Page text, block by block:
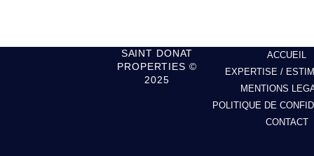
SAINT DONAT
PROPERTIES ©
2025
ACCUEIL
EXPERTISE /
MENTIONS
POLITIQUE DE
CONTACT